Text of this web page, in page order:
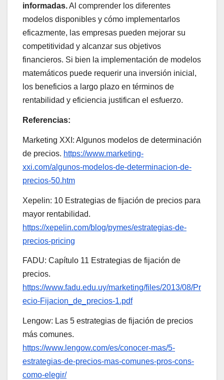
informadas.Al comprender los diferentes
modelos disponibles y cómo implementarlos
eficazmente, las empresas pueden mejorar su
competitividad y alcanzar sus objetivos
financieros. Si bien la implementación de modelos
matemáticos puede requerir una inversión inicial,
los beneficios a largo plazo en términos de
rentabilidad y eficiencia justifican el esfuerzo.
Referencias:
Marketing XXI: Algunos modelos de determinación
de precios. https://www.marketing-
xxi.com/algunos-modelos-de-determinacion-de-
precios-50.htm
Xepelin: 10 Estrategias de fijación de precios para
mayor rentabilidad.
https://xepelin.com/blog/pymes/estrategias-de-
precios-pricing
FADU: Capítulo 11 Estrategias de fijación de
precios.
https://www.fadu.edu.uy/marketing/files/2013/08/Pr
ecio-Fijacion_de_precios-1.pdf
Lengow: Las 5 estrategias de fijación de precios
más comunes.
https://www.lengow.com/es/conocer-mas/5-
estrategias-de-precios-mas-comunes-pros-cons-
como-elegir/